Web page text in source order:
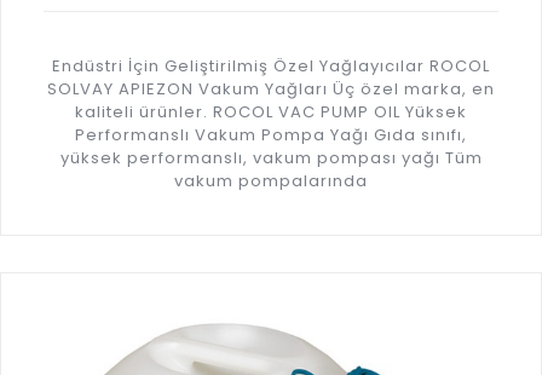
Endüstri İçin Geliştirilmiş Özel Yağlayıcılar ROCOL
SOLVAY APIEZON Vakum Yağları Üç özel marka, en
kaliteli ürünler. ROCOL VAC PUMP OIL Yüksek
Performanslı Vakum Pompa Yağı Gıda sınıfı,
yüksek performanslı, vakum pompası yağı Tüm
vakum pompalarında